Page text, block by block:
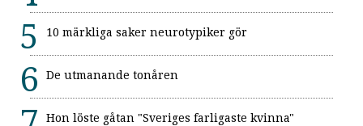
10 märkliga saker neurotypiker gör
De utmanande tonåren
Hon löste gåtan "Sveriges farligaste kvinna"